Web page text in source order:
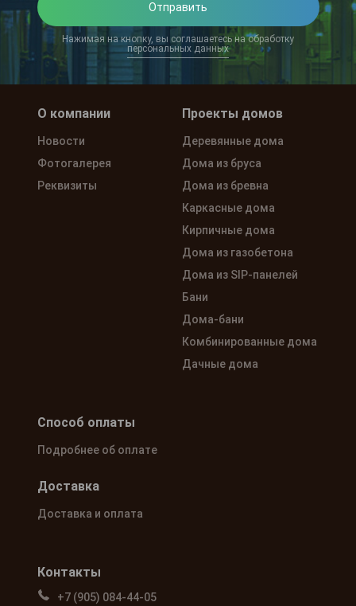
Отправить
Нажимая на кнопку, вы соглашаетесь на обработку
персональных данных
О компании
Новости
Фотогалерея
Реквизиты
Проекты домов
Деревянные дома
Дома из бруса
Дома из бревна
Каркасные дома
Кирпичные дома
Дома из газобетона
Дома из SIP-панелей
Бани
Дома-бани
Комбинированные дома
Дачные дома
Контакты
+7 (905) 084-44-05
Способ оплаты
Подробнее об оплате
Доставка
Доставка и оплата